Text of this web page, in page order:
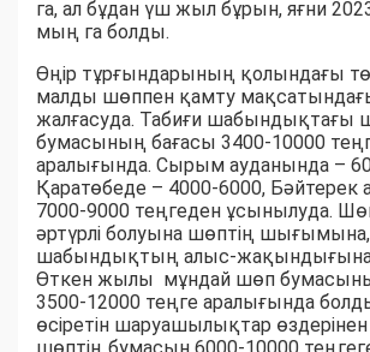
га, ал бұдан үш жыл бұрын, яғни
мың га болды.
Өңір тұрғындарының қолындағы
малды шөппен қамту
жалғасуда. Табиғи шабындықтағы
бумасының бағасы 3400-10000
аралығында. Сырым ауданында –
Қаратөбеде – 4000-6000, Бәйтерек
7000-9000 теңгеден ұсынылуда.
әртүрлі болуына шөптің шығымына,
шабындықтың алыс-жақындығына
Өткен жылы мұндай шөп
3500-12000 теңге аралығында
өсіретін шаруашылықтар